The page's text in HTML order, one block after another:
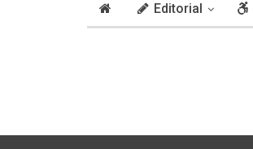
Editorial